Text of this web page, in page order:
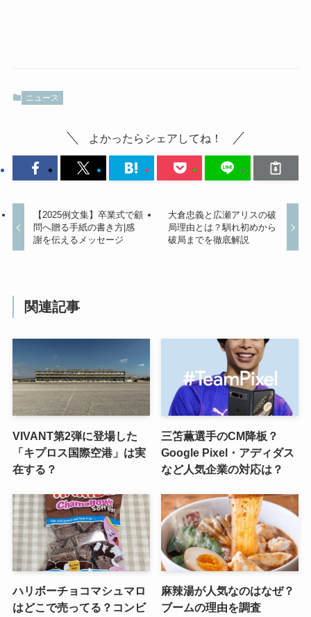
ニュース
よかったらシェアしてね！
【2025例文集】卒業式で顧
問へ贈る手紙の書き方|感
謝を伝えるメッセージ
大倉忠義と広瀬アリスの破
局理由とは？馴れ初めから
破局までを徹底解説
関連記事
VIVANT第2弾に登場した
「キプロス国際空港」は実
在する？
三笘薫選手のCM降板？
Google Pixel・アディダス
など人気企業の対応は？
ハリボーチョコマシュマロ
はどこで売ってる？コンビ
麻辣湯が人気なのはなぜ？
ブームの理由を調査